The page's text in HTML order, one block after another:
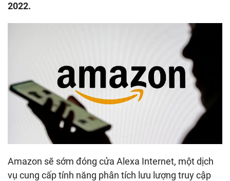
2022.
Amazon sẽ sớm đóng cửa Alexa Internet, một dịch
vụ cung cấp tính năng phân tích lưu lượng truy cập